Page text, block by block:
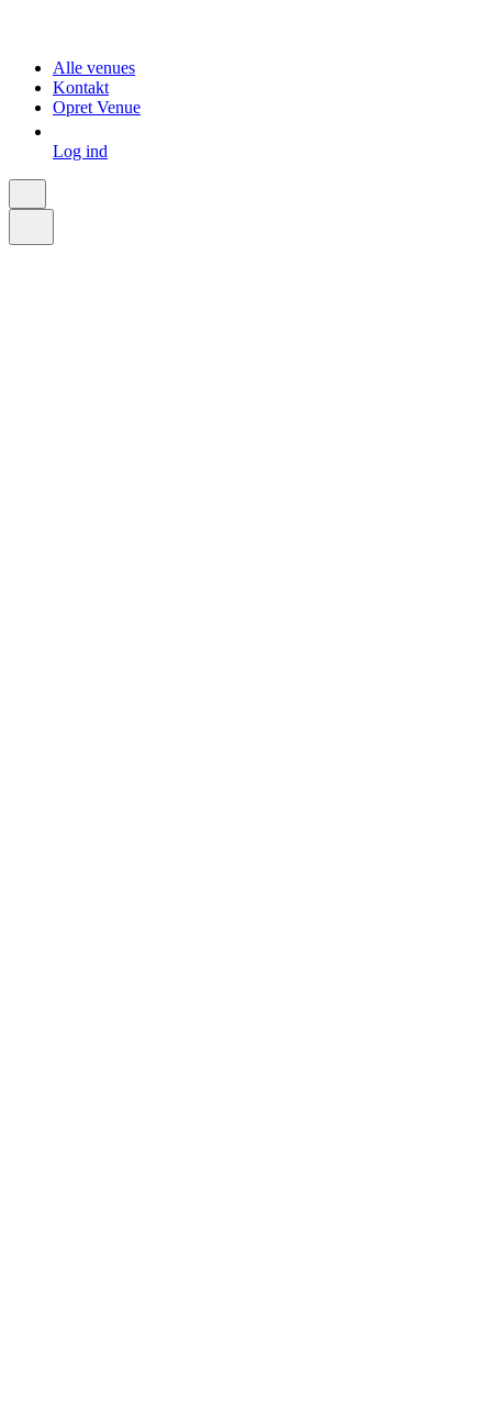
Alle venues
Kontakt
Opret Venue
Log ind